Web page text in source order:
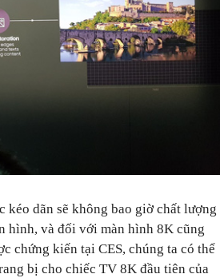
kéo dãn sẽ không bao giờ chất lượng
hình, và đối với màn hình 8K cũng
chứng kiến tại CES, chúng ta có thể
bị cho chiếc TV 8K đầu tiên của